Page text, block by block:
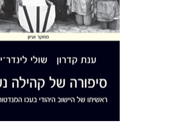
הנחת אתר ספר מודפס
$35
$32